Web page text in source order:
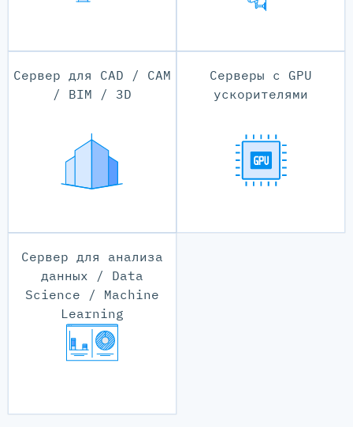
Сервер для CAD / CAM
/ BIM / 3D
Серверы с GPU
ускорителями
Сервер для анализа
данных / Data
Science / Machine
Learning